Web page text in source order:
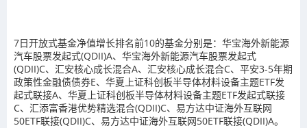
7日开放式基金净值增长排名前10的基金分别是：华宝海外新能源
汽车股票发起式(QDII)A、华宝海外新能源汽车股票发起式
(QDII)C、汇安核心成长混合A、汇安核心成长混合C、平安3-5年期
政策性金融债债券E、华夏上证科创板半导体材料设备主题ETF发
起式联接A、华夏上证科创板半导体材料设备主题ETF发起式联接
C、汇添富香港优势精选混合(QDII)C、易方达中证海外互联网
50ETF联接(QDII)C、易方达中证海外互联网50ETF联接(QDII)A。